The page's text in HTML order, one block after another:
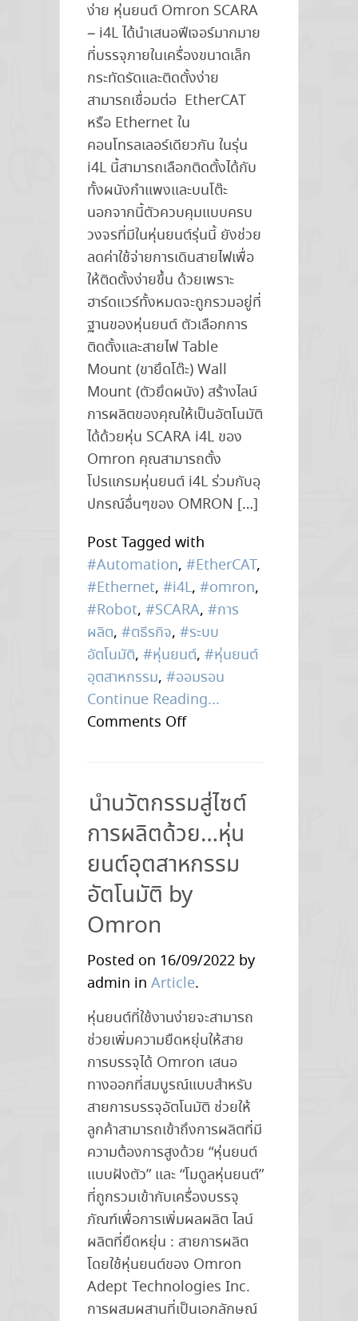
ง่าย หุ่นยนต์ Omron SCARA
– i4L ได้นำเสนอฟีเจอร์มากมาย
ที่บรรจุภายในเครื่องขนาดเล็ก
กระทัดรัดและติดตั้งง่าย
สามารถเชื่อมต่อ EtherCAT
หรือ Ethernet ใน
คอนโทรลเลอร์เดียวกัน ในรุ่น
i4L นี้สามารถเลือกติดตั้งได้กับ
ทั้งผนังกำแพงและบนโต๊ะ
นอกจากนี้ตัวควบคุมแบบครบ
วงจรที่มีในหุ่นยนต์รุ่นนี้ ยังช่วย
ลดค่าใช้จ่ายการเดินสายไฟเพื่อ
ให้ติดตั้งง่ายขึ้น ด้วยเพราะ
ฮาร์ดแวร์ทั้งหมดจะถูกรวมอยู่ที่
ฐานของหุ่นยนต์ ตัวเลือกการ
ติดตั้งและสายไฟ Table
Mount (ขายึดโต๊ะ) Wall
Mount (ตัวยึดผนัง) สร้างไลน์
การผลิตของคุณให้เป็นอัตโนมัติ
ได้ด้วยหุ่น SCARA i4L ของ
Omron คุณสามารถตั้ง
โปรแกรมหุ่นยนต์ i4L ร่วมกับอุ
ปกรณ์อื่นๆของ OMRON […]
Post Tagged with
#Automation, #EtherCAT,
#Ethernet, #i4L, #omron,
#Robot, #SCARA, #การ
ผลิต, #ตธีรกิจ, #ระบบ
อัตโนมัติ, #หุ่นยนต์, #หุ่นยนต์
อุตสาหกรรม, #ออมรอน
Continue Reading...
Comments Offon
Gen
ใหม่!!
Omron
SCARA
Robot
–
นำนวัตกรรมสู่ไซต์
การผลิตด้วย…หุ่น
ยนต์อุตสาหกรรม
อัตโนมัติ by
Omron
Posted on 16/09/2022 by
admin in Article.
หุ่นยนต์ที่ใช้งานง่ายจะสามารถ
ช่วยเพิ่มความยืดหยุ่นให้สาย
การบรรจุได้ Omron เสนอ
ทางออกที่สมบูรณ์แบบสำหรับ
สายการบรรจุอัตโนมัติ ช่วยให้
ลูกค้าสามารถเข้าถึงการผลิตที่มี
ความต้องการสูงด้วย “หุ่นยนต์
แบบฝังตัว” และ “โมดูลหุ่นยนต์”
ที่ถูกรวมเข้ากับเครื่องบรรจุ
ภัณฑ์เพื่อการเพิ่มผลผลิต ไลน์
ผลิตที่ยืดหยุ่น : สายการผลิต
โดยใช้หุ่นยนต์ของ Omron
Adept Technologies Inc.
การผสมผสานที่เป็นเอกลักษณ์